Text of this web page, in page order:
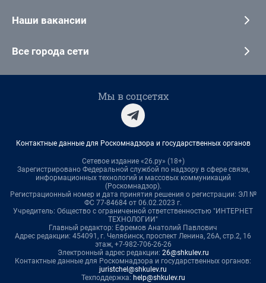
Наши вакансии
Все города сети
Мы в соцсетях
Контактные данные для Роскомнадзора и государственных органов
Сетевое издание «26.ру» (18+)
Зарегистрировано Федеральной службой по надзору в сфере связи,
информационных технологий и массовых коммуникаций
(Роскомнадзор).
Регистрационный номер и дата принятия решения о регистрации: ЭЛ №
ФС 77-84684 от 06.02.2023 г.
Учредитель: Общество с ограниченной ответственностью "ИНТЕРНЕТ
ТЕХНОЛОГИИ"
Главный редактор: Ефремов Анатолий Павлович
Адрес редакции: 454091, г. Челябинск, проспект Ленина, 26А, стр.2, 16
этаж, +7-982-706-26-26
Электронный адрес редакции: 26@shkulev.ru
Контактные данные для Роскомнадзора и государственных органов:
juristchel@shkulev.ru
Техподдержка: help@shkulev.ru